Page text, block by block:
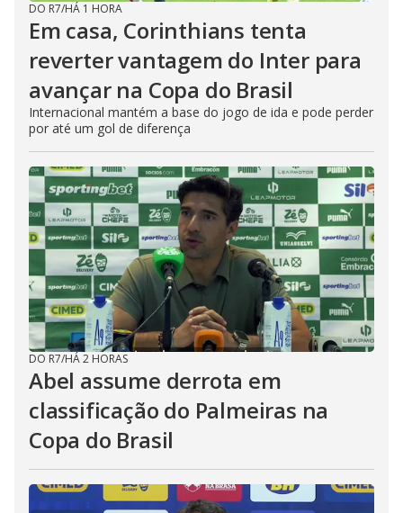
DO R7/HÁ 1 HORA
Em casa, Corinthians tenta
reverter vantagem do Inter para
avançar na Copa do Brasil
Internacional mantém a base do jogo de ida e pode perder
por até um gol de diferença
DO R7/HÁ 2 HORAS
Abel assume derrota em
classificação do Palmeiras na
Copa do Brasil